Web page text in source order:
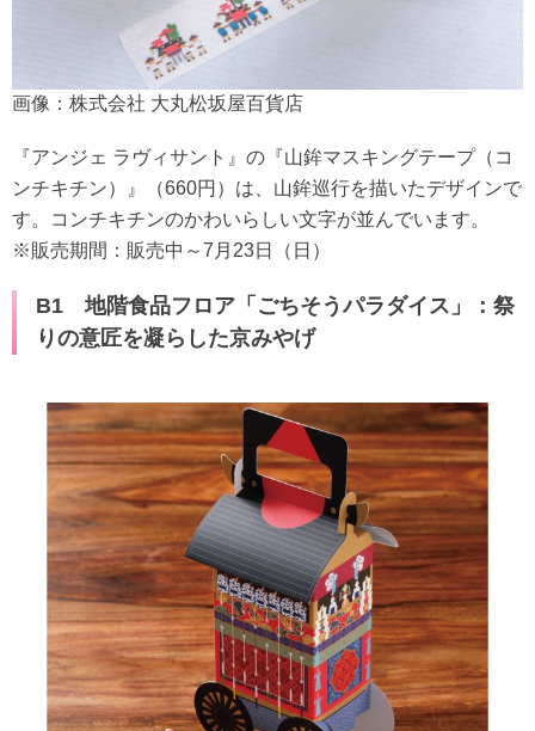
画像：株式会社 大丸松坂屋百貨店
『アンジェ ラヴィサント』の『山鉾マスキングテープ（コ
ンチキチン）』（660円）は、山鉾巡行を描いたデザインで
す。コンチキチンのかわいらしい文字が並んでいます。
※販売期間：販売中～7月23日（日）
B1 地階食品フロア「ごちそうパラダイス」：祭
りの意匠を凝らした京みやげ